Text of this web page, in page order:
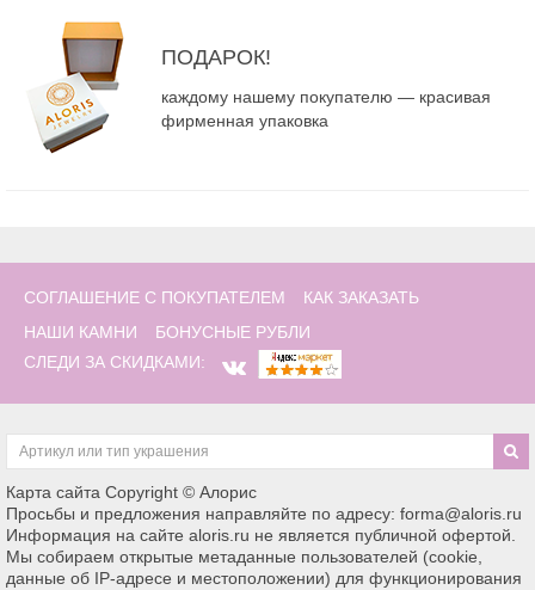
ПОДАРОК!
каждому нашему покупателю — красивая
фирменная упаковка
СОГЛАШЕНИЕ С ПОКУПАТЕЛЕМ
КАК ЗАКАЗАТЬ
НАШИ КАМНИ
БОНУСНЫЕ РУБЛИ
СЛЕДИ ЗА СКИДКАМИ:
Карта сайта Copyright © Алорис
Просьбы и предложения направляйте по адресу: forma@aloris.ru
Информация на сайте aloris.ru не является публичной офертой.
Мы собираем открытые метаданные пользователей (cookie,
данные об IP-адресе и местоположении) для функционирования